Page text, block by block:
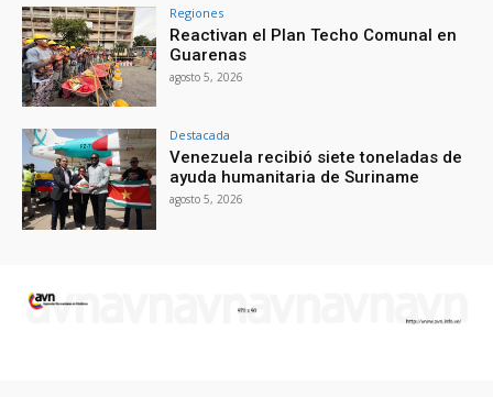
Regiones
Reactivan el Plan Techo Comunal en
Guarenas
agosto 5, 2026
Destacada
Venezuela recibió siete toneladas de
ayuda humanitaria de Suriname
agosto 5, 2026